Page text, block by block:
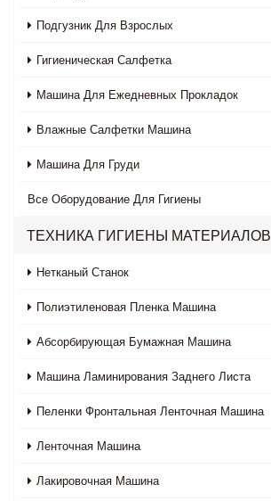
Подгузник Для Взрослых
Гигиеническая Салфетка
Машина Для Ежедневных Прокладок
Влажные Салфетки Машина
Машина Для Груди
Все Оборудование Для Гигиены
ТЕХНИКА ГИГИЕНЫ МАТЕРИАЛОВ
Нетканый Станок
Полиэтиленовая Пленка Машина
Абсорбирующая Бумажная Машина
Машина Ламинирования Заднего Листа
Пеленки Фронтальная Ленточная Машина
Ленточная Машина
Лакировочная Машина